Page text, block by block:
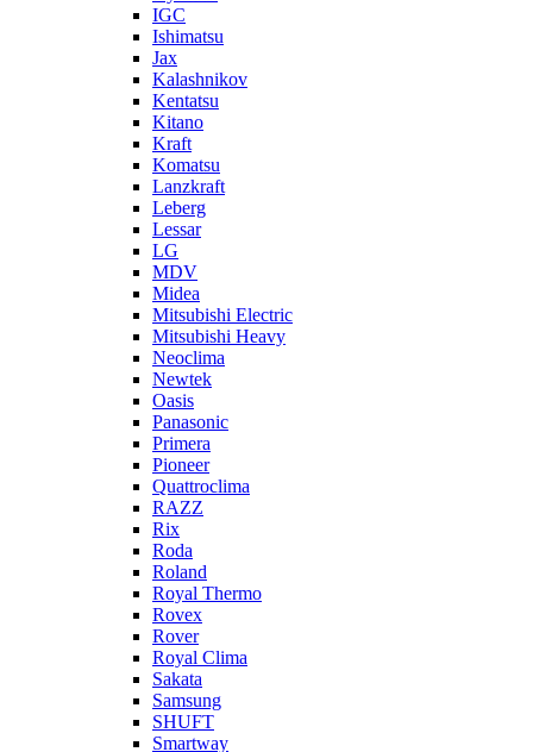
IGC
Ishimatsu
Jax
Kalashnikov
Kentatsu
Kitano
Kraft
Komatsu
Lanzkraft
Leberg
Lessar
LG
MDV
Midea
Mitsubishi Electric
Mitsubishi Heavy
Neoclima
Newtek
Oasis
Panasonic
Primera
Pioneer
Quattroclima
RAZZ
Rix
Roda
Roland
Royal Thermo
Rovex
Rover
Royal Clima
Sakata
Samsung
SHUFT
Smartway